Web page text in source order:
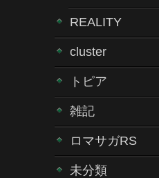
REALITY
cluster
トピア
雑記
ロマサガRS
未分類